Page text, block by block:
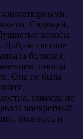
миниатюрными,
Сидящей,
волосы
светлое
болящих,
иногда
Она не была
никогда не
конкретный
молилась и